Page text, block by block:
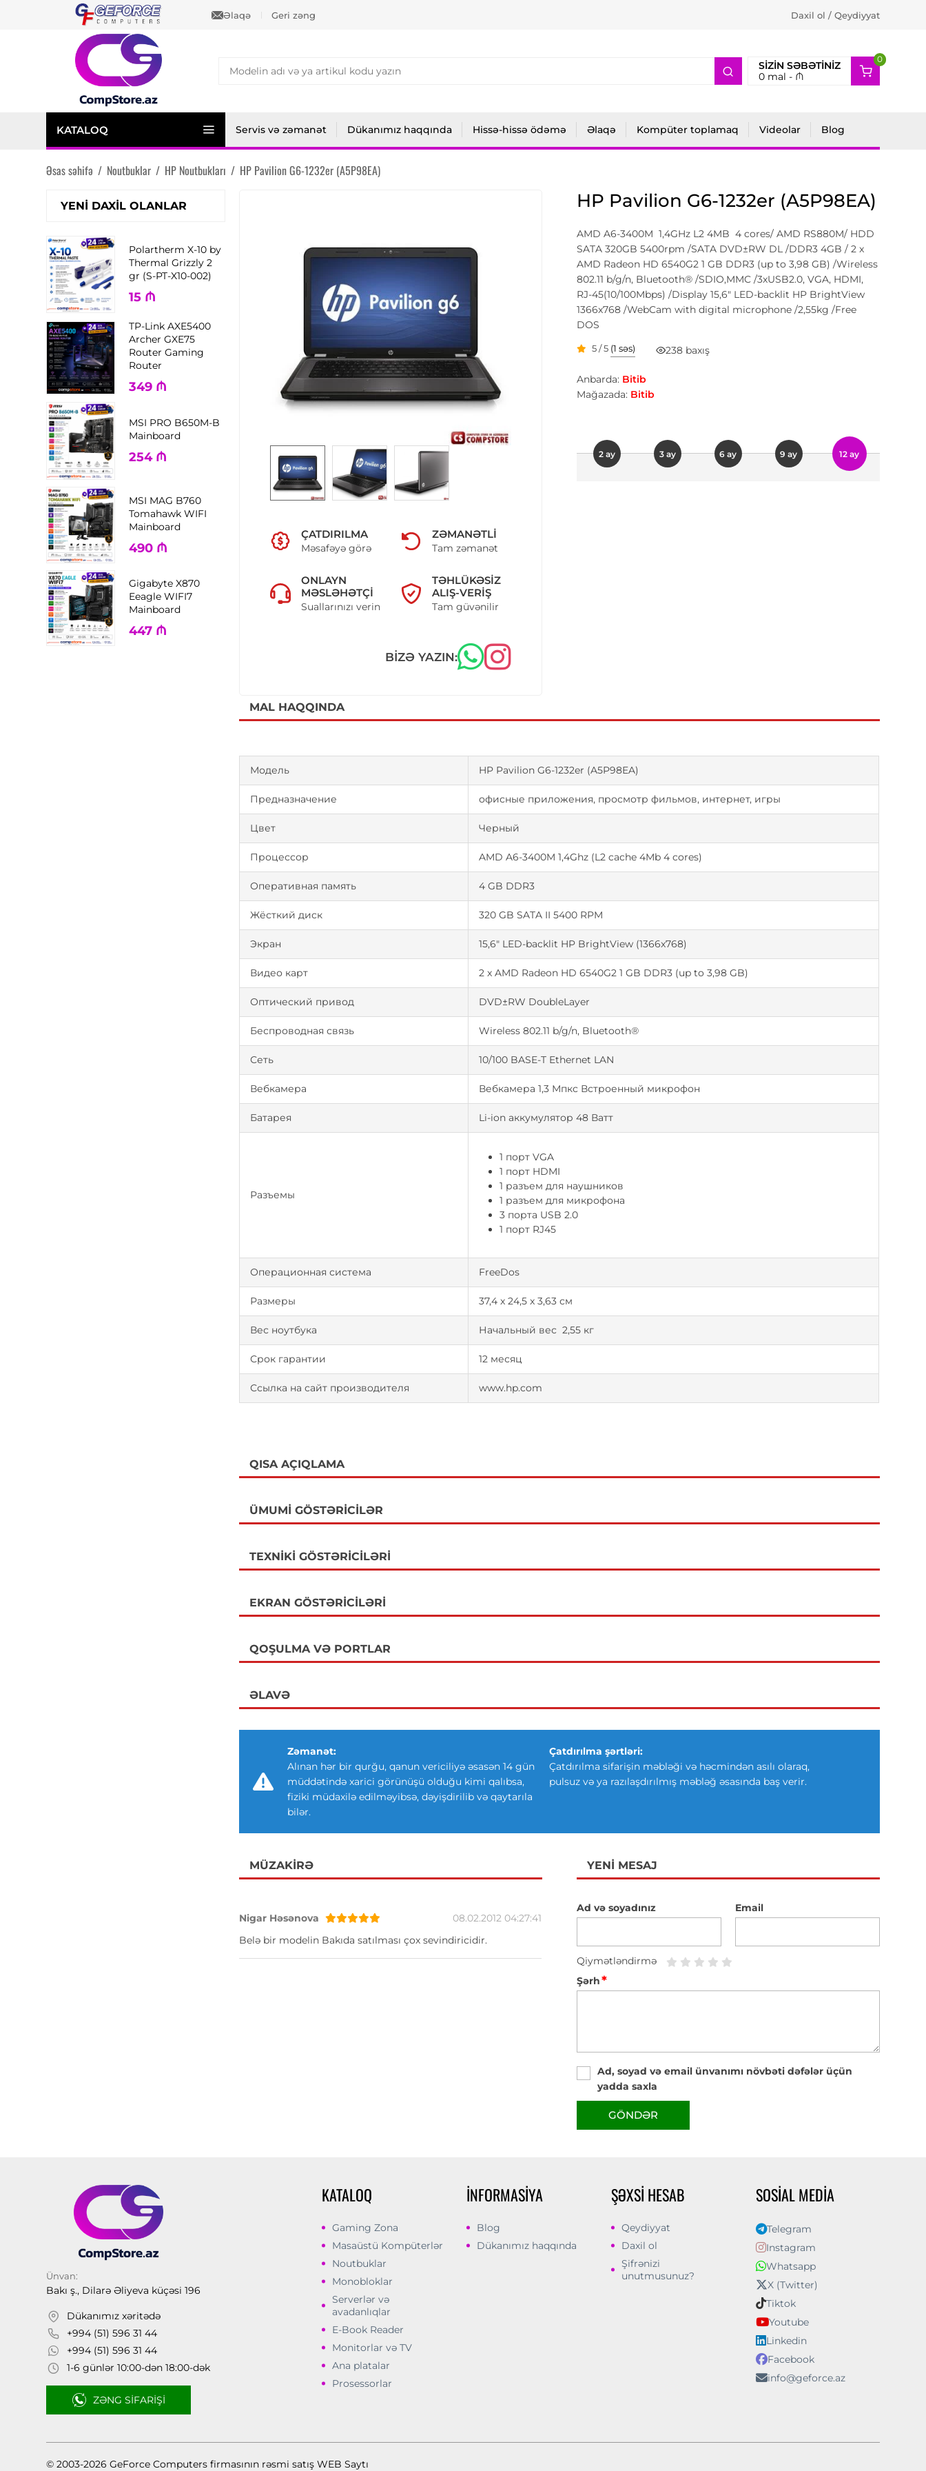
Əlaqə Geri zəng Daxil ol / Qeydiyyat
SIZIN SƏBƏTINIZ
0mal - ₼
0
2
KATALOQ Servis və zəmanət Dükanımız haqqında Hissə-hissə ödəmə Əlaqə Kompüter toplamaq Videolar Blog
Əsas səhifə / Noutbuklar / HP Noutbukları / HP Pavilion G6-1232er (A5P98EA)
YENI DAXIL OLANLAR
Polartherm X-10 by
Thermal Grizzly 2
gr (S-PT-X10-002)
15 ₼
TP-Link AXE5400
Archer GXE75
Router Gaming
Router
349 ₼
MSI PRO B650M-B
Mainboard
254 ₼
MSI MAG B760
Tomahawk WIFI
Mainboard
490 ₼
Gigabyte X870
Eeagle WIFI7
Mainboard
447 ₼
ÇATDIRILMA
Məsafəyə görə
ZƏMANƏTLI
Tam zəmanət
ONLAYN
MƏSLƏHƏTÇI
Suallarınızı verin
TƏHLÜKƏSIZ
ALIŞ-VERIŞ
Tam güvənilir
BIZƏ YAZIN:
HP Pavilion G6-1232er (A5P98EA)
AMD A6-3400M 1,4GHz L2 4MB 4 cores/ AMD RS880M/ HDD
SATA 320GB 5400rpm /SATA DVD±RW DL /DDR3 4GB / 2 x
AMD Radeon HD 6540G2 1 GB DDR3 (up to 3,98 GB) /Wireless
802.11 b/g/n, Bluetooth® /SDIO,MMC /3xUSB2.0, VGA, HDMI,
RJ-45(10/100Mbps) /Display 15,6" LED-backlit HP BrightView
1366x768 /WebCam with digital microphone /2,55kg /Free
DOS
5 / 5 (1 səs) 238 baxış
Anbarda: Bitib
Mağazada: Bitib
2 ay 3 ay 6 ay 9 ay 12 ay
MAL HAQQINDA
Модель HP Pavilion G6-1232er (A5P98EA)
Предназначение офисные приложения, просмотр фильмов, интернет, игры
Цвет Черный
Процессор AMD A6-3400M 1,4Ghz (L2 cache 4Mb 4 cores)
Оперативная память 4 GB DDR3
Жёсткий диск 320 GB SATA II 5400 RPM
Экран 15,6" LED-backlit HP BrightView (1366x768)
Видео карт 2 x AMD Radeon HD 6540G2 1 GB DDR3 (up to 3,98 GB)
Оптический привод DVD±RW DoubleLayer
Беспроводная связь Wireless 802.11 b/g/n, Bluetooth®
Сеть 10/100 BASE-T Ethernet LAN
Вебкамера Вебкамера 1,3 Мпкс Встроенный микрофон
Батарея Li-ion аккумулятор 48 Ватт
Разъемы
1 порт VGA
1 порт HDMI
1 разъем для наушников
1 разъем для микрофона
3 порта USB 2.0
1 порт RJ45
Операционная система FreeDos
Размеры 37,4 x 24,5 x 3,63 см
Вес ноутбука Начальный вес 2,55 кг
Срок гарантии 12 месяц
Ссылка на сайт производителя www.hp.com
QISA AÇIQLAMA
ÜMUMI GÖSTƏRICILƏR
TEXNIKI GÖSTƏRICILƏRI
EKRAN GÖSTƏRICILƏRI
QOŞULMA VƏ PORTLAR
ƏLAVƏ
Zəmanət:
Alınan hər bir qurğu, qanun vericiliyə əsasən 14 gün
müddətində xarici görünüşü olduğu kimi qalıbsa,
fiziki müdaxilə edilməyibsə, dəyişdirilib və qaytarıla
bilər.
Çatdırılma şərtləri:
Çatdırılma sifarişin məbləği və həcmindən asılı olaraq,
pulsuz və ya razılaşdırılmış məbləğ əsasında baş verir.
MÜZAKIRƏ
Nigar Həsənova
08.02.2012 04:27:41
Belə bir modelin Bakıda satılması çox sevindiricidir.
YENI MESAJ
Ad və soyadınız Email
Qiymətləndirmə
Şərh*
Ad, soyad və email ünvanımı növbəti dəfələr üçün
yadda saxla
GÖNDƏR
Ünvan:
Bakı ş., Dilarə Əliyeva küçəsi 196
Dükanımız xəritədə
+994 (51) 596 31 44
+994 (51) 596 31 44
1-6 günlər 10:00-dən 18:00-dək
ZƏNG SIFARIŞI
KATALOQ
Gaming Zona
Masaüstü Kompüterlər
Noutbuklar
Monobloklar
Serverlər və
avadanlıqlar
E-Book Reader
Monitorlar və TV
Ana platalar
Prosessorlar
İNFORMASIYA
Blog
Dükanımız haqqında
ŞƏXSI HESAB
Qeydiyyat
Daxil ol
Şifrənizi
unutmusunuz?
SOSIAL MEDIA
Telegram
Instagram
Whatsapp
X (Twitter)
Tiktok
Youtube
Linkedin
Facebook
info@geforce.az
© 2003-2026 GeForce Computers firmasının rəsmi satış WEB Saytı